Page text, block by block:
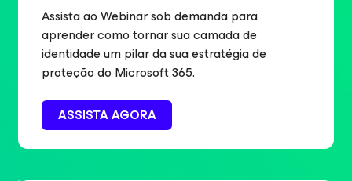
Assista ao Webinar sob demanda para
aprender como tornar sua camada de
identidade um pilar da sua estratégia de
proteção do Microsoft 365.
ASSISTA AGORA